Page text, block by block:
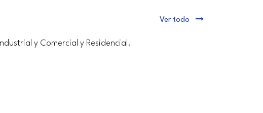
y Comercial y Residencial.
Ver todo